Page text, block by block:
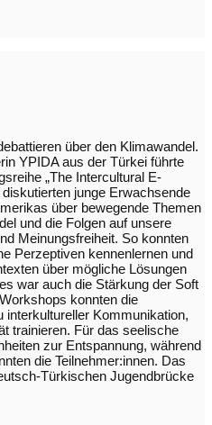
über den Klimawandel.
YPIDA aus der Türkei führte
„The Intercultural E-
junge Erwachsende
über bewegende Themen
und die Folgen auf unsere
Meinungsfreiheit. So konnten
Perzeptiven kennenlernen und
über mögliche Lösungen
war auch die Stärkung der Soft
konnten die
interkultureller Kommunikation,
trainieren. Für das seelische
zur Entspannung, während
die Teilnehmer:innen. Das
Türkischen Jugendbrücke